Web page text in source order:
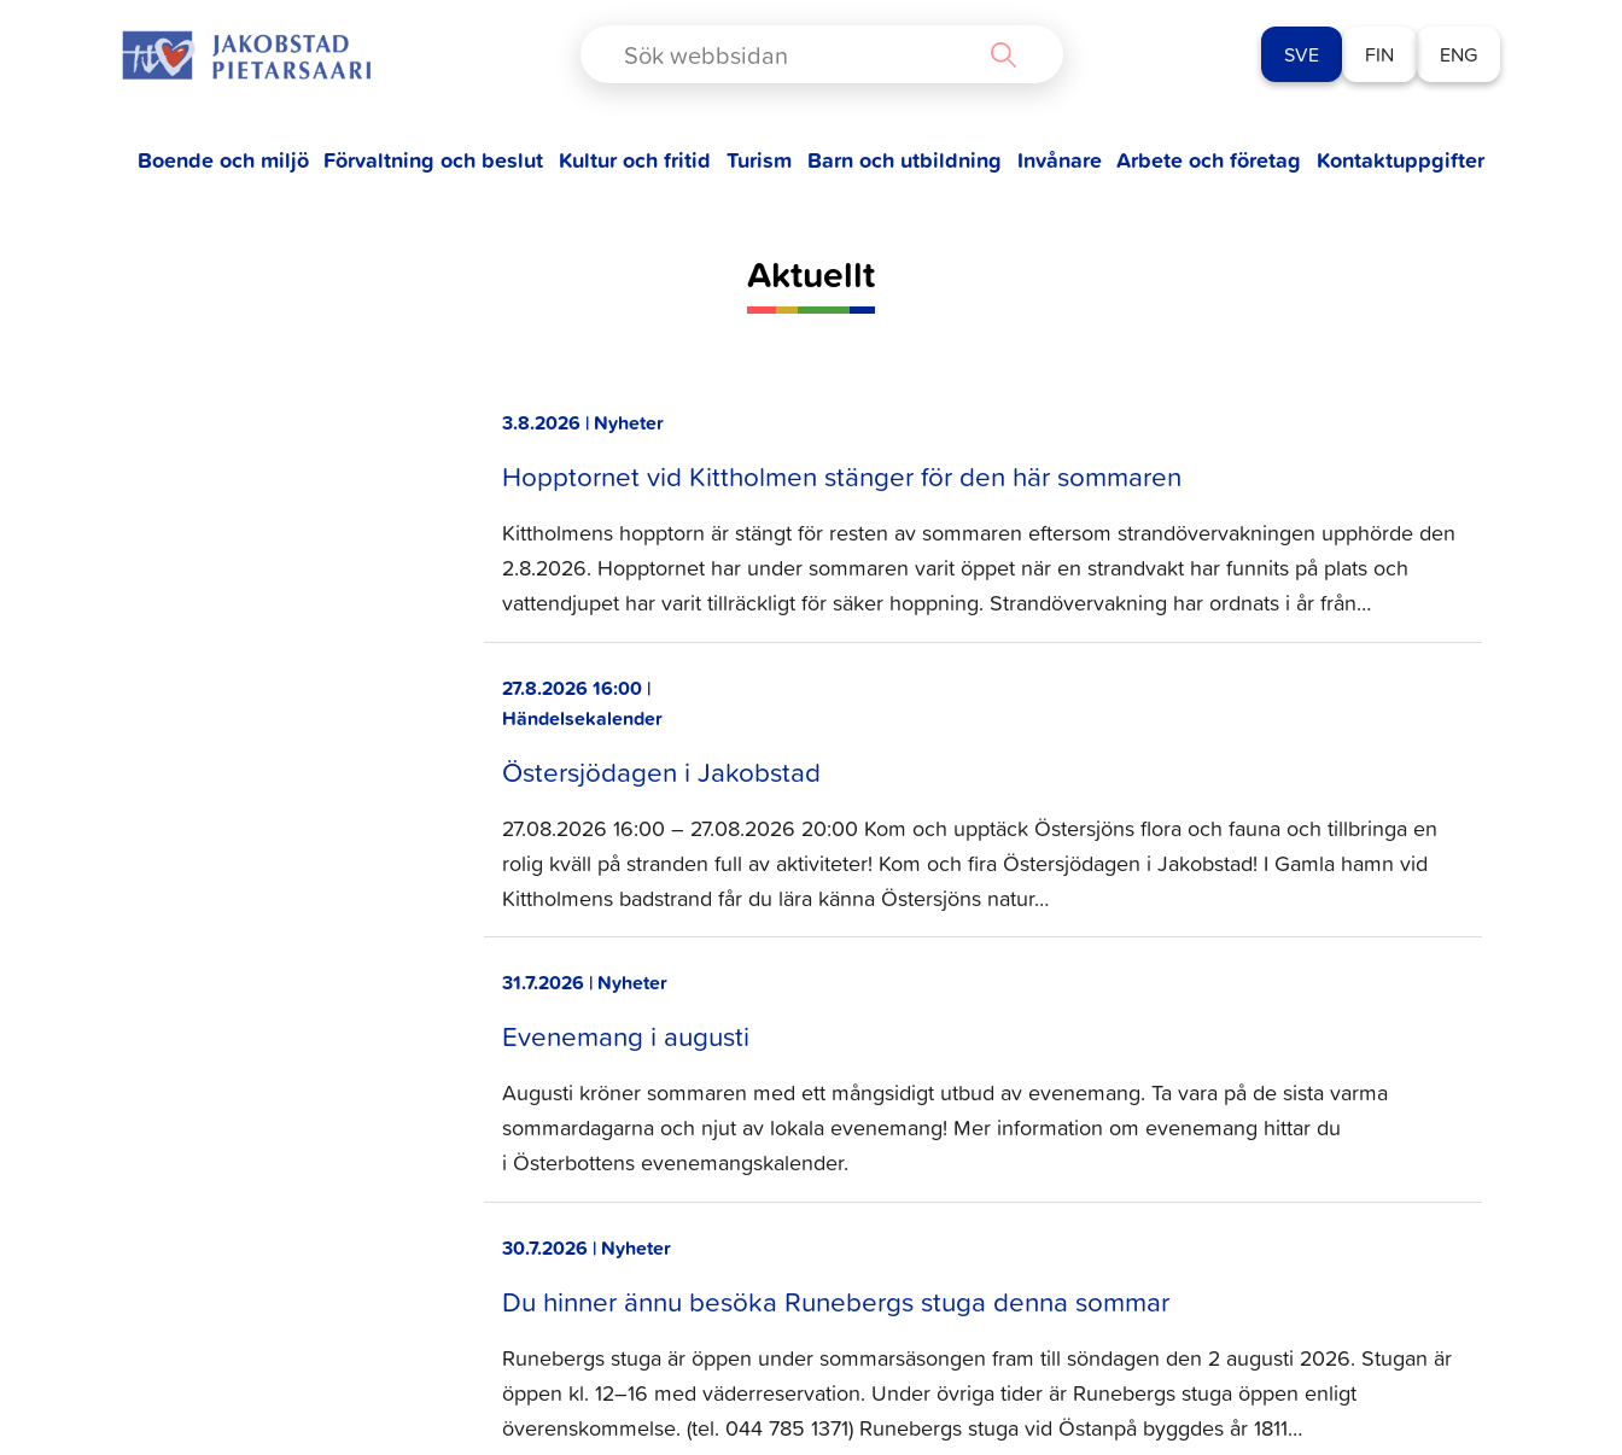
SVE FIN ENG
Boende och miljö Förvaltning och beslut Kultur och fritid Turism Barn och utbildning Invånare Arbete och företag Kontaktuppgifter
Aktuellt
3.8.2026 | Nyheter
Hopptornet vid Kittholmen stänger för den här sommaren
Kittholmens hopptorn är stängt för resten av sommaren eftersom strandövervakningen upphörde den
2.8.2026. Hopptornet har under sommaren varit öppet när en strandvakt har funnits på plats och
vattendjupet har varit tillräckligt för säker hoppning. Strandövervakning har ordnats i år från…
27.8.2026 16:00 |
Händelsekalender
Östersjödagen i Jakobstad
27.08.2026 16:00 – 27.08.2026 20:00 Kom och upptäck Östersjöns flora och fauna och tillbringa en
rolig kväll på stranden full av aktiviteter! Kom och fira Östersjödagen i Jakobstad! I Gamla hamn vid
Kittholmens badstrand får du lära känna Östersjöns natur…
31.7.2026 | Nyheter
Evenemang i augusti
Augusti kröner sommaren med ett mångsidigt utbud av evenemang. Ta vara på de sista varma
sommardagarna och njut av lokala evenemang! Mer information om evenemang hittar du
i Österbottens evenemangskalender.
30.7.2026 | Nyheter
Du hinner ännu besöka Runebergs stuga denna sommar
Runebergs stuga är öppen under sommarsäsongen fram till söndagen den 2 augusti 2026. Stugan är
öppen kl. 12–16 med väderreservation. Under övriga tider är Runebergs stuga öppen enligt
överenskommelse. (tel. 044 785 1371) Runebergs stuga vid Östanpå byggdes år 1811…